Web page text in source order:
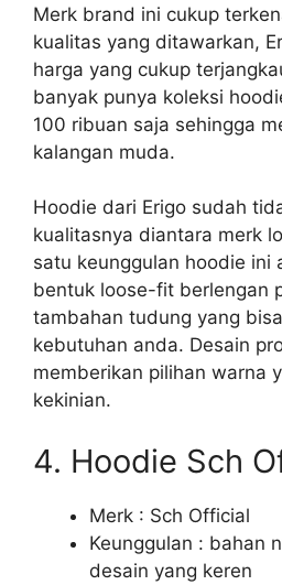
Merk brand ini cukup
kualitas yang ditawarkan,
harga yang cukup
banyak punya koleksi
100 ribuan saja sehingga
kalangan muda.
Hoodie dari Erigo sudah
kualitasnya diantara merk
satu keunggulan hoodie ini
bentuk loose-fit berlengan
tambahan tudung yang
kebutuhan anda. Desain
memberikan pilihan warna
kekinian.
4. Hoodie Sch
Merk : Sch Official
Keunggulan : bahan
desain yang keren